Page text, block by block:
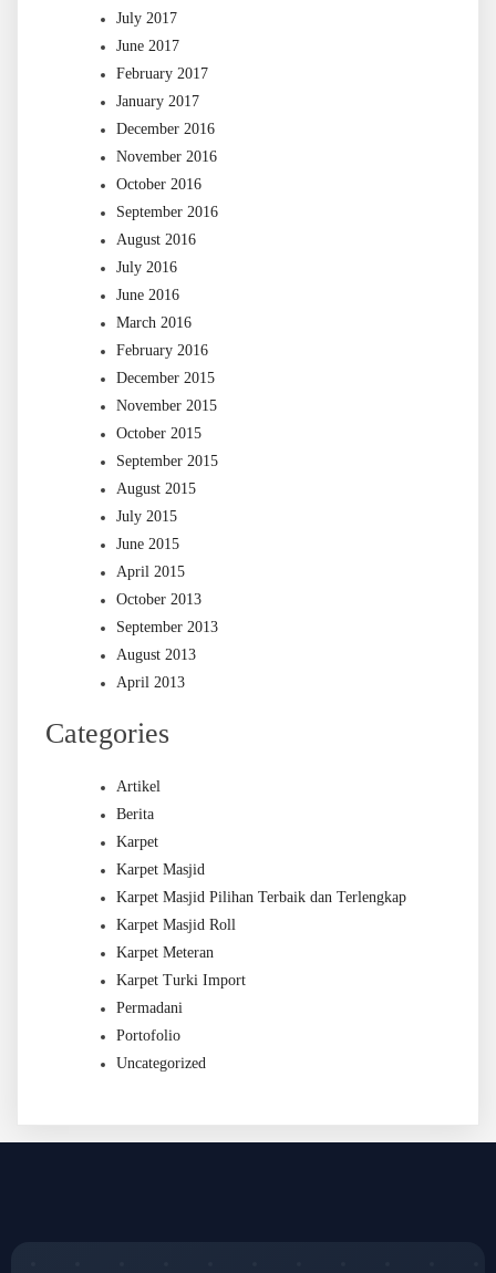
July 2017
June 2017
February 2017
January 2017
December 2016
November 2016
October 2016
September 2016
August 2016
July 2016
June 2016
March 2016
February 2016
December 2015
November 2015
October 2015
September 2015
August 2015
July 2015
June 2015
April 2015
October 2013
September 2013
August 2013
April 2013
Categories
Artikel
Berita
Karpet
Karpet Masjid
Karpet Masjid Pilihan Terbaik dan Terlengkap
Karpet Masjid Roll
Karpet Meteran
Karpet Turki Import
Permadani
Portofolio
Uncategorized